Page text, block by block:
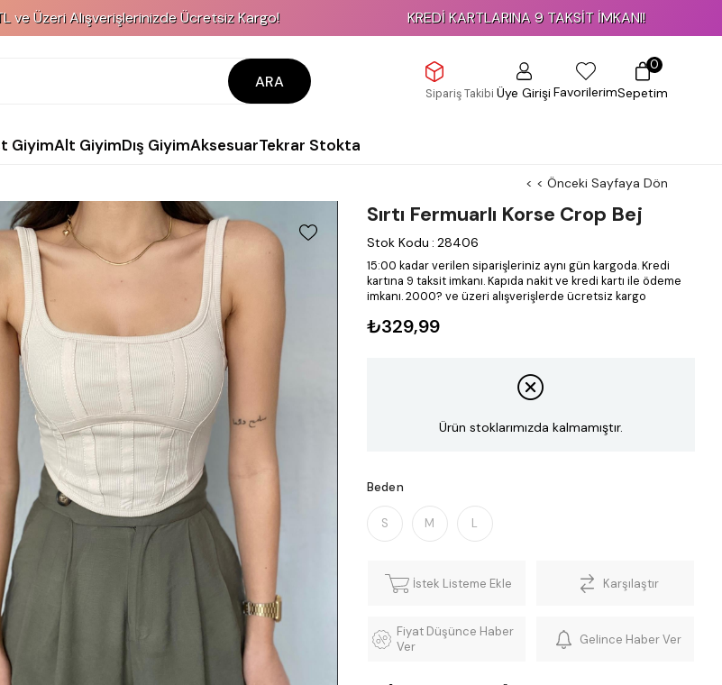
Alışverişlerinizde Ücretsiz Kargo! KREDİ KARTLARINA 9 TAKSİT İMKANI!
ARA
Sipariş Takibi Üye GirişiFavorilerimSepetim
0
GiyimAlt GiyimDış GiyimAksesuarTekrar Stokta
< < Önceki Sayfaya Dön
Sırtı Fermuarlı Korse Crop Bej
Stok Kodu : 28406
15:00 kadar verilen siparişleriniz aynı gün kargoda. Kredi
kartına 9 taksit imkanı. Kapıda nakit ve kredi kartı ile ödeme
imkanı. 2000? ve üzeri alışverişlerde ücretsiz kargo
₺329,99
Ürün stoklarımızda kalmamıştır.
Beden
S M L
İstek Listeme Ekle Karşılaştır
Fiyat Düşünce Haber
Ver
Gelince Haber Ver